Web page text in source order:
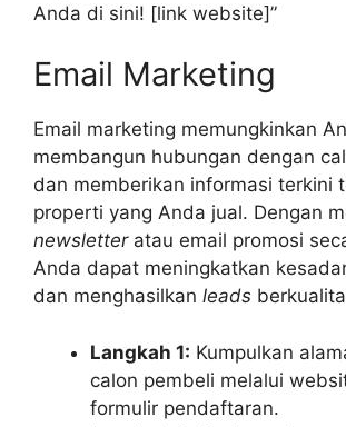
Anda di sini! [link website]”
Email Marketing
Email marketing memungkinkan
membangun hubungan dengan
dan memberikan informasi terkini
properti yang Anda jual. Dengan
newsletteratau email promosi
Anda dapat meningkatkan
dan menghasilkan leads
Langkah 1: Kumpulkan
calon pembeli melalui
formulir pendaftaran.